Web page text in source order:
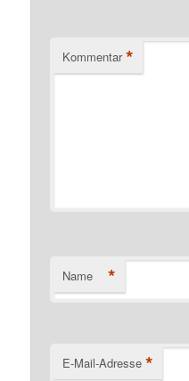
Kommentar *
Name *
E-Mail-Adresse *